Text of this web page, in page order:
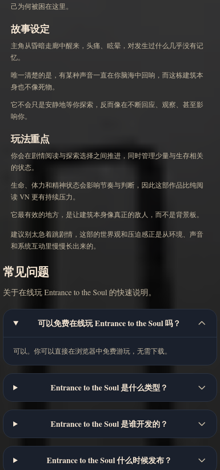
己为何被困在这里。
故事设定
主角从昏暗走廊中醒来，头痛、眩晕，对发生过什么几乎没有记
忆。
唯一清楚的是，有某种声音一直在你脑海中回响，而这栋建筑本
身也不像死物。
它不会只是安静地等你探索，反而像在不断回应、观察、甚至影
响你。
玩法重点
你会在剧情阅读与探索选择之间推进，同时管理少量与生存相关
的状态。
生命、体力和精神状态会影响节奏与判断，因此这部作品比纯阅
读 VN 更有持续压力。
它最有效的地方，是让建筑本身像真正的敌人，而不是背景板。
建议别太急着跳剧情，这部的世界观和压迫感正是从环境、声音
和系统互动里慢慢长出来的。
常见问题
关于在线玩 Entrance to the Soul 的快速说明。
可以免费在线玩 Entrance to the Soul 吗？
可以。你可以直接在浏览器中免费游玩，无需下载。
Entrance to the Soul 是什么类型？
Entrance to the Soul 是谁开发的？
Entrance to the Soul 什么时候发布？